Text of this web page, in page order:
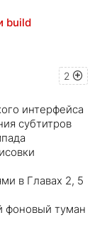
build
2
интерфейса
субтитров
в Главах 2, 5
фоновый туман